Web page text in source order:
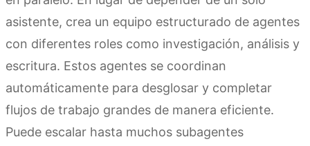
asistente, crea un equipo estructurado de agentes
con diferentes roles como investigación, análisis y
escritura. Estos agentes se coordinan
automáticamente para desglosar y completar
flujos de trabajo grandes de manera eficiente.
Puede escalar hasta muchos subagentes